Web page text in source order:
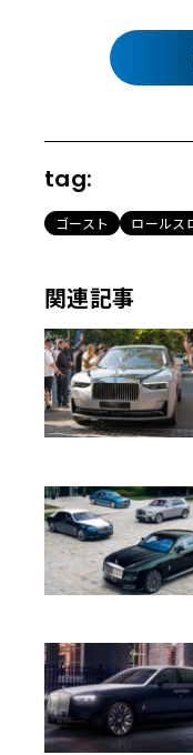
tag:
ゴースト ロールス
関連記事